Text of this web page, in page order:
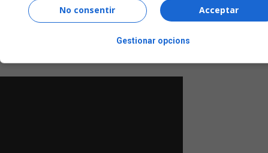
solidari. El 25 de novembre vam
videoclip, de la cançó col·lectiva
Acceptar
No consentir
Gestionar opcions